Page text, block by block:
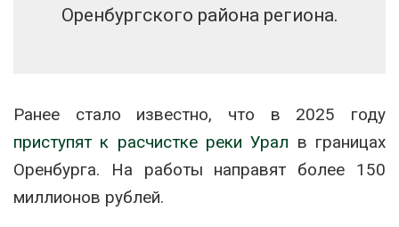
Оренбургского района региона.
Ранее стало известно, что в 2025 году
приступят к расчистке реки Урал в границах
Оренбурга. На работы направят более 150
миллионов рублей.